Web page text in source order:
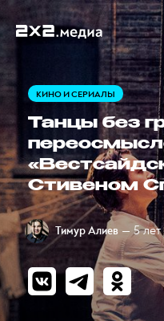
КИНО И СЕРИАЛЫ
Танцы без
Стивеном
Тимур Алиев — 5 лет